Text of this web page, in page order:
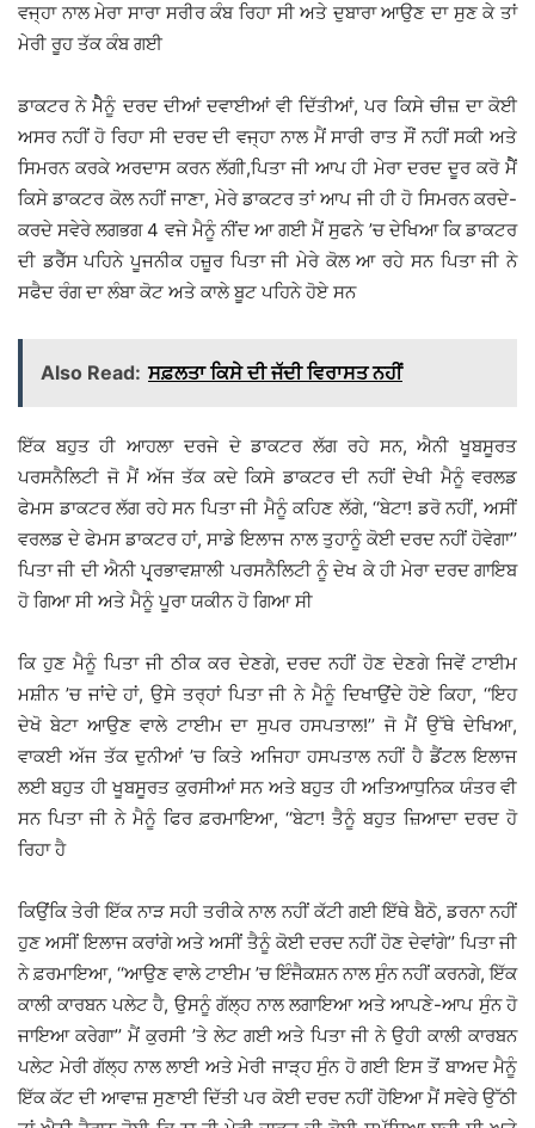
ਵਜ੍ਹਾ ਨਾਲ ਮੇਰਾ ਸਾਰਾ ਸਰੀਰ ਕੰਬ ਰਿਹਾ ਸੀ ਅਤੇ ਦੁਬਾਰਾ ਆਉਣ ਦਾ ਸੁਣ ਕੇ ਤਾਂ
ਮੇਰੀ ਰੂਹ ਤੱਕ ਕੰਬ ਗਈ
ਡਾਕਟਰ ਨੇ ਮੈੈਨੂੰ ਦਰਦ ਦੀਆਂ ਦਵਾਈਆਂ ਵੀ ਦਿੱਤੀਆਂ, ਪਰ ਕਿਸੇ ਚੀਜ਼ ਦਾ ਕੋਈ
ਅਸਰ ਨਹੀਂ ਹੋ ਰਿਹਾ ਸੀ ਦਰਦ ਦੀ ਵਜ੍ਹਾ ਨਾਲ ਮੈਂ ਸਾਰੀ ਰਾਤ ਸੌਂ ਨਹੀਂ ਸਕੀ ਅਤੇ
ਸਿਮਰਨ ਕਰਕੇ ਅਰਦਾਸ ਕਰਨ ਲੱਗੀ,ਪਿਤਾ ਜੀ ਆਪ ਹੀ ਮੇਰਾ ਦਰਦ ਦੂਰ ਕਰੋ ਮੈੈਂ
ਕਿਸੇ ਡਾਕਟਰ ਕੋਲ ਨਹੀਂ ਜਾਣਾ, ਮੇਰੇ ਡਾਕਟਰ ਤਾਂ ਆਪ ਜੀ ਹੀ ਹੋ ਸਿਮਰਨ ਕਰਦੇ-
ਕਰਦੇ ਸਵੇਰੇ ਲਗਭਗ 4 ਵਜੇ ਮੈਨੂੰ ਨੀਂਦ ਆ ਗਈ ਮੈਂ ਸੁਫਨੇ ’ਚ ਦੇਖਿਆ ਕਿ ਡਾਕਟਰ
ਦੀ ਡਰੈੱਸ ਪਹਿਨੇ ਪੂਜਨੀਕ ਹਜ਼ੂਰ ਪਿਤਾ ਜੀ ਮੇਰੇ ਕੋਲ ਆ ਰਹੇ ਸਨ ਪਿਤਾ ਜੀ ਨੇ
ਸਫੈਦ ਰੰਗ ਦਾ ਲੰਬਾ ਕੋਟ ਅਤੇ ਕਾਲੇ ਬੂਟ ਪਹਿਨੇ ਹੋਏ ਸਨ
Also Read: ਸਫ਼ਲਤਾ ਕਿਸੇ ਦੀ ਜੱਦੀ ਵਿਰਾਸਤ ਨਹੀਂ
ਇੱਕ ਬਹੁਤ ਹੀ ਆਹਲਾ ਦਰਜੇ ਦੇ ਡਾਕਟਰ ਲੱਗ ਰਹੇ ਸਨ, ਐਨੀ ਖੂਬਸੂਰਤ
ਪਰਸਨੈਲਿਟੀ ਜੋ ਮੈਂ ਅੱਜ ਤੱਕ ਕਦੇ ਕਿਸੇ ਡਾਕਟਰ ਦੀ ਨਹੀਂ ਦੇਖੀ ਮੈਨੂੰ ਵਰਲਡ
ਫੇਮਸ ਡਾਕਟਰ ਲੱਗ ਰਹੇ ਸਨ ਪਿਤਾ ਜੀ ਮੈਨੂੰ ਕਹਿਣ ਲੱਗੇ, ‘‘ਬੇਟਾ! ਡਰੋ ਨਹੀਂ, ਅਸੀਂ
ਵਰਲਡ ਦੇ ਫੇਮਸ ਡਾਕਟਰ ਹਾਂ, ਸਾਡੇ ਇਲਾਜ ਨਾਲ ਤੁਹਾਨੂੰ ਕੋਈ ਦਰਦ ਨਹੀਂ ਹੋਵੇਗਾ’’
ਪਿਤਾ ਜੀ ਦੀ ਐਨੀ ਪ੍ਰ੍ਰਭਾਵਸ਼ਾਲੀ ਪਰਸਨੈਲਿਟੀ ਨੂੰ ਦੇਖ ਕੇ ਹੀ ਮੇਰਾ ਦਰਦ ਗਾਇਬ
ਹੋ ਗਿਆ ਸੀ ਅਤੇ ਮੈਨੂੰ ਪੂਰਾ ਯਕੀਨ ਹੋ ਗਿਆ ਸੀ
ਕਿ ਹੁਣ ਮੈਨੂੰ ਪਿਤਾ ਜੀ ਠੀਕ ਕਰ ਦੇਣਗੇ, ਦਰਦ ਨਹੀਂ ਹੋਣ ਦੇਣਗੇ ਜਿਵੇਂ ਟਾਈਮ
ਮਸ਼ੀਨ ’ਚ ਜਾਂਦੇ ਹਾਂ, ਉਸੇ ਤਰ੍ਹਾਂ ਪਿਤਾ ਜੀ ਨੇ ਮੈਨੂੰ ਦਿਖਾਉਂਦੇ ਹੋਏ ਕਿਹਾ, ‘‘ਇਹ
ਦੇਖੋ ਬੇਟਾ ਆਉਣ ਵਾਲੇ ਟਾਈਮ ਦਾ ਸੁਪਰ ਹਸਪਤਾਲ!’’ ਜੋ ਮੈਂ ਉੱਥੇ ਦੇਖਿਆ,
ਵਾਕਈ ਅੱਜ ਤੱਕ ਦੁਨੀਆਂ ’ਚ ਕਿਤੇ ਅਜਿਹਾ ਹਸਪਤਾਲ ਨਹੀਂ ਹੈ ਡੈਂਟਲ ਇਲਾਜ
ਲਈ ਬਹੁਤ ਹੀ ਖੂਬਸੂਰਤ ਕੁਰਸੀਆਂ ਸਨ ਅਤੇ ਬਹੁਤ ਹੀ ਅਤਿਆਧੁਨਿਕ ਯੰਤਰ ਵੀ
ਸਨ ਪਿਤਾ ਜੀ ਨੇ ਮੈਨੂੰ ਫਿਰ ਫ਼ਰਮਾਇਆ, ‘‘ਬੇਟਾ! ਤੈਨੂੰ ਬਹੁਤ ਜ਼ਿਆਦਾ ਦਰਦ ਹੋ
ਰਿਹਾ ਹੈ
ਕਿਉਂਕਿ ਤੇਰੀ ਇੱਕ ਨਾੜ ਸਹੀ ਤਰੀਕੇ ਨਾਲ ਨਹੀਂ ਕੱਟੀ ਗਈ ਇੱਥੇ ਬੈਠੋ, ਡਰਨਾ ਨਹੀਂ
ਹੁਣ ਅਸੀਂ ਇਲਾਜ ਕਰਾਂਗੇ ਅਤੇ ਅਸੀਂ ਤੈਨੂੰ ਕੋਈ ਦਰਦ ਨਹੀਂ ਹੋਣ ਦੇਵਾਂਗੇ’’ ਪਿਤਾ ਜੀ
ਨੇ ਫ਼ਰਮਾਇਆ, ‘‘ਆਉਣ ਵਾਲੇ ਟਾਈਮ ’ਚ ਇੰਜੈਕਸ਼ਨ ਨਾਲ ਸੁੰਨ ਨਹੀਂ ਕਰਨਗੇ, ਇੱਕ
ਕਾਲੀ ਕਾਰਬਨ ਪਲੇਟ ਹੈ, ਉਸਨੂੰ ਗੱਲ੍ਹ ਨਾਲ ਲਗਾਇਆ ਅਤੇ ਆਪਣੇ-ਆਪ ਸੁੰਨ ਹੋ
ਜਾਇਆ ਕਰੇਗਾ’’ ਮੈਂ ਕੁਰਸੀ ’ਤੇ ਲੇਟ ਗਈ ਅਤੇ ਪਿਤਾ ਜੀ ਨੇ ਉਹੀ ਕਾਲੀ ਕਾਰਬਨ
ਪਲੇਟ ਮੇਰੀ ਗੱਲ੍ਹ ਨਾਲ ਲਾਈ ਅਤੇ ਮੇਰੀ ਜਾੜ੍ਹ ਸੁੰਨ ਹੋ ਗਈ ਇਸ ਤੋਂ ਬਾਅਦ ਮੈਨੂੰ
ਇੱਕ ਕੱਟ ਦੀ ਆਵਾਜ਼ ਸੁਣਾਈ ਦਿੱਤੀ ਪਰ ਕੋਈ ਦਰਦ ਨਹੀਂ ਹੋਇਆ ਮੈਂ ਸਵੇਰੇ ਉੱਠੀ